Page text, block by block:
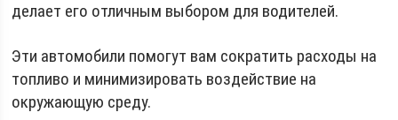
делает его отличным выбором для водителей.
Эти автомобили помогут вам сократить расходы на
топливо и минимизировать воздействие на
окружающую среду.